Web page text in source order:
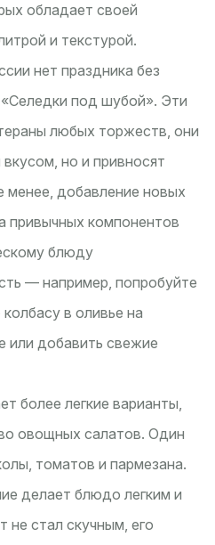
обладает своей
и текстурой.
нет праздника без
под шубой». Эти
любых торжеств, они
но и привносят
менее, добавление новых
привычных компонентов
блюду
— например, попробуйте
в оливье на
или добавить свежие
более легкие варианты,
овощных салатов. Один
томатов и пармезана.
делает блюдо легким и
не стал скучным, его